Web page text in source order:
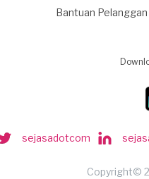
Bantuan Pelanggan
sejasadotcom
Copyright©